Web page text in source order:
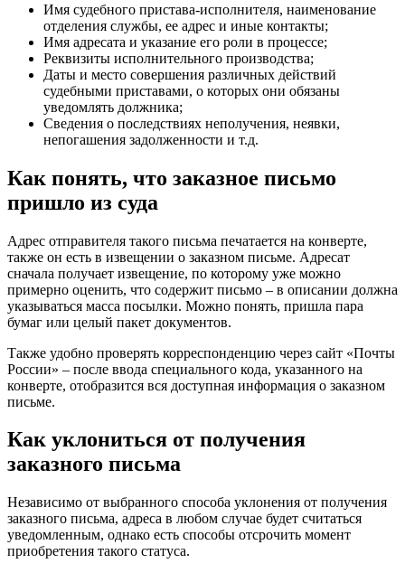
Имя судебного пристава-исполнителя, наименование
отделения службы, ее адрес и иные контакты;
Имя адресата и указание его роли в процессе;
Реквизиты исполнительного производства;
Даты и место совершения различных действий
судебными приставами, о которых они обязаны
уведомлять должника;
Сведения о последствиях неполучения, неявки,
непогашения задолженности и т.д.
Как понять, что заказное письмо
пришло из суда
Адрес отправителя такого письма печатается на конверте,
также он есть в извещении о заказном письме. Адресат
сначала получает извещение, по которому уже можно
примерно оценить, что содержит письмо – в описании должна
указываться масса посылки. Можно понять, пришла пара
бумаг или целый пакет документов.
Также удобно проверять корреспонденцию через сайт «Почты
России» – после ввода специального кода, указанного на
конверте, отобразится вся доступная информация о заказном
письме.
Как уклониться от получения
заказного письма
Независимо от выбранного способа уклонения от получения
заказного письма, адреса в любом случае будет считаться
уведомленным, однако есть способы отсрочить момент
приобретения такого статуса.